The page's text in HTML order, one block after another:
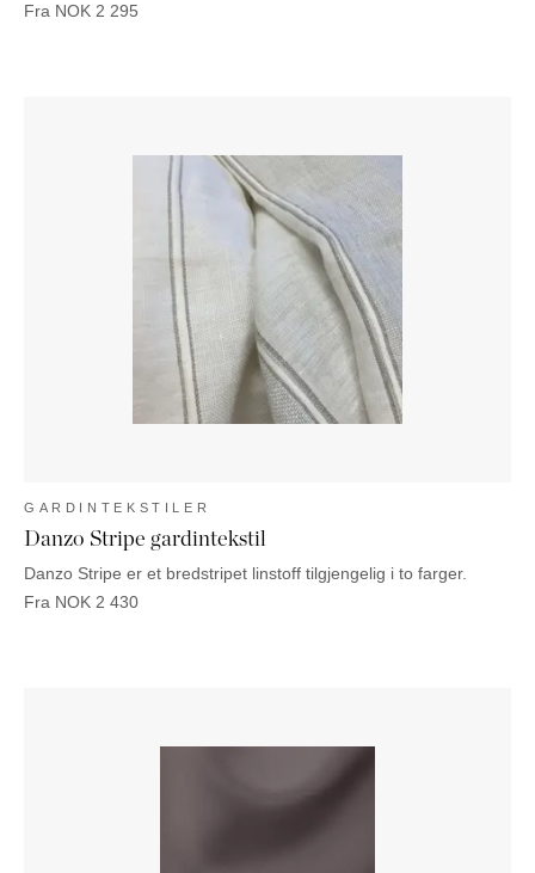
Fra NOK 2 295
GARDINTEKSTILER
Danzo Stripe gardintekstil
Danzo Stripe er et bredstripet linstoff tilgjengelig i to farger.
Fra NOK 2 430